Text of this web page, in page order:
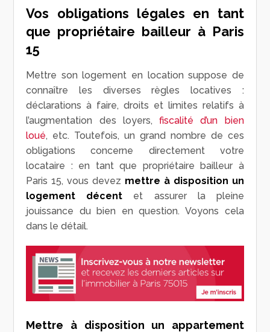
Vos obligations légales en tant
que propriétaire bailleur à Paris
15
Mettre son logement en location suppose de
connaître les diverses règles locatives :
déclarations à faire, droits et limites relatifs à
l’augmentation des loyers,fiscalité d’un bien
loué, etc. Toutefois, un grand nombre de ces
obligations concerne directement votre
locataire : en tant que propriétaire bailleur à
Paris 15, vous devez mettre à disposition un
logement décent et assurer la pleine
jouissance du bien en question. Voyons cela
dans le détail.
Mettre à disposition un appartement